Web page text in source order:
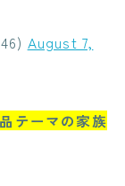
August 7,
テーマの家族